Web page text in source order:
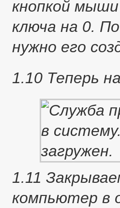
кнопкой
ключа на 0.
нужно его
1.10 Теперь
1.11
компьютер в